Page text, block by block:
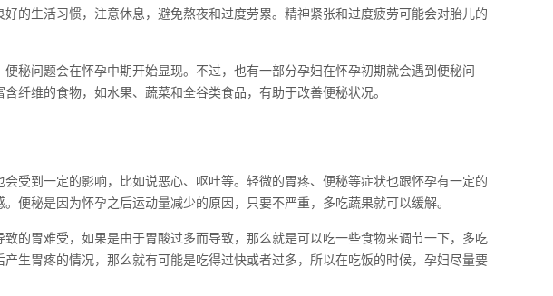
的生活习惯，注意休息，避免熬夜和过度劳累。精神紧张和过度疲劳可能会对胎儿的
秘问题会在怀孕中期开始显现。不过，也有一部分孕妇在怀孕初期就会遇到便秘问
纤维的食物，如水果、蔬菜和全谷类食品，有助于改善便秘状况。
受到一定的影响，比如说恶心、呕吐等。轻微的胃疼、便秘等症状也跟怀孕有一定的
便秘是因为怀孕之后运动量减少的原因，只要不严重，多吃蔬果就可以缓解。
的胃难受，如果是由于胃酸过多而导致，那么就是可以吃一些食物来调节一下，多吃
生胃疼的情况，那么就有可能是吃得过快或者过多，所以在吃饭的时候，孕妇尽量要